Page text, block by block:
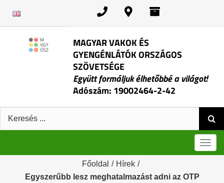
MAGYAR VAKOK ÉS
GYENGÉNLÁTÓK ORSZÁGOS
SZÖVETSÉGE
Együtt formáljuk élhetőbbé a világot!
Adószám: 19002464-2-42
Keresés:
Főoldal / Hírek /
Egyszerűbb lesz meghatalmazást adni az OTP